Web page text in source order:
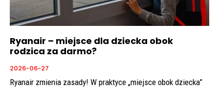
Ryanair – miejsce dla dziecka obok
rodzica za darmo?
2026-06-27
Ryanair zmienia zasady! W praktyce „miejsce obok dziecka”